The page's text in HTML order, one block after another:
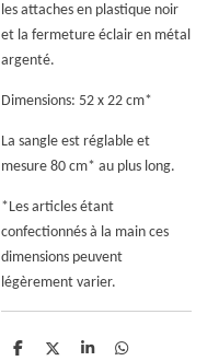
les attaches en plastique noir
et la fermeture éclair en métal
argenté.
Dimensions: 52 x 22 cm*
La sangle est réglable et
mesure 80 cm* au plus long.
*Les articles étant
confectionnés à la main ces
dimensions peuvent
légèrement varier.
P P P P